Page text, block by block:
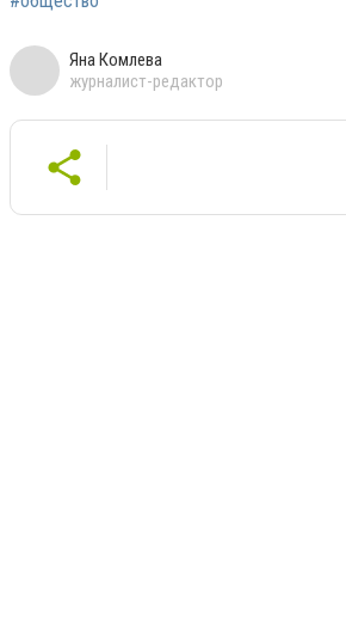
Яна Комлева
журналист-редактор